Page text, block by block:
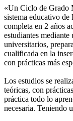
«Un Ciclo de Grado
sistema educativo
completa en 2 años
estudiantes mediante
universitarios,
cualificada en la
con prácticas más
Los estudios se
teóricas, con
práctica todo lo
necesaria. Teniendo